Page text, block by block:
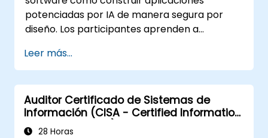
potenciadas por IA de manera segura por
diseño. Los participantes aprenden a
y agentes de IA contra amenazas específicas
de la IA como inyección de prompts,
envenenamiento de datos, abuso de
herramientas, fuga de secretos e inseguridad
en la salida del modelo. El curso cubre el
diseño seguro de prompts, seguridad RAG,
Leer más...
Auditor Certificado de Sistemas de
Información (CISA - Certified Information
Systems Auditor)
28 Horas